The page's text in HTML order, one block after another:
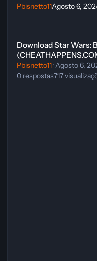
Pbisnetto11Agosto 6,
Download Star Wars:
Pbisnetto11·Agosto 6,
0 respostas717